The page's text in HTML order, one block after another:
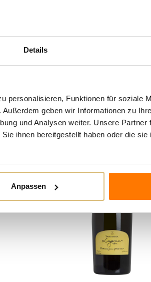
Details
personalisieren, Funktionen für soziale
geben wir Informationen zu
und Analysen weiter. Unsere Partner
ihnen bereitgestellt haben oder die
Anpassen
Angenehm fruchtiges
Gastronomische